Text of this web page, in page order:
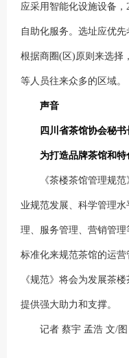
应采用智能化设施设备，
自助化服务。选址应优
根据商圈(区)原则来选择
等人员往来众多的区域。
声音
四川省茶馆协会秘书
为打造品牌茶馆和特
《茶楼茶馆管理规范
业规范发展、科学管理
理、服务管理、营销管
标准化来规范茶馆的运营
《规范》将会为发展茶
提供强大助力和支撑。
记者 蔡宇 孟浩 文/图